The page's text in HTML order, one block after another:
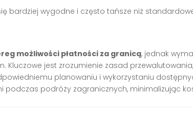
bardziej wygodne i często tańsze niż
możliwości płatności za granicą, jednak
Kluczowe jest zrozumienie zasad
planowaniu i wykorzystaniu
podczas podróży zagranicznych, minimalizując